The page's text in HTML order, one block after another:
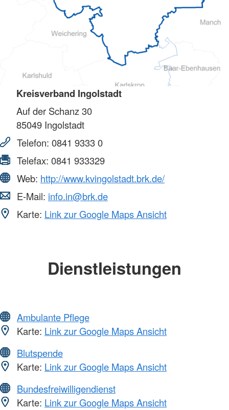
Kreisverband Ingolstadt
Auf der Schanz 30
85049 Ingolstadt
Telefon: 0841 9333 0
Telefax: 0841 933329
Web: http://www.kvingolstadt.brk.de/
E-Mail: info.in@brk.de
Karte: Link zur Google Maps Ansicht
Dienstleistungen
Ambulante Pflege
Karte: Link zur Google Maps Ansicht
Blutspende
Karte: Link zur Google Maps Ansicht
Bundesfreiwilligendienst
Karte: Link zur Google Maps Ansicht